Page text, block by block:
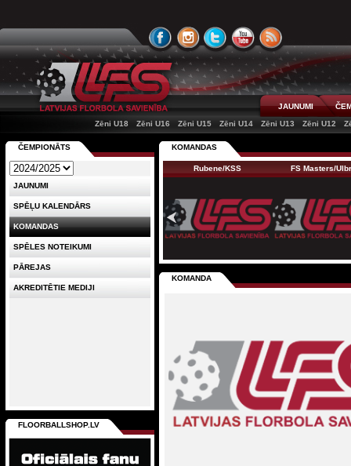
JAUNUMI
Zēni U18
Zēni U16 Zēni U15 Zēni U14 Zēni U13 Zēni U12
KOMANDAS
Rubene/KSS FS Masters/
KOMANDA
ČEMPIONĀTS
JAUNUMI
SPĒĻU KALENDĀRS
KOMANDAS
SPĒLES NOTEIKUMI
PĀREJAS
AKREDITĒTIE MEDIJI
FLOORBALLSHOP.LV